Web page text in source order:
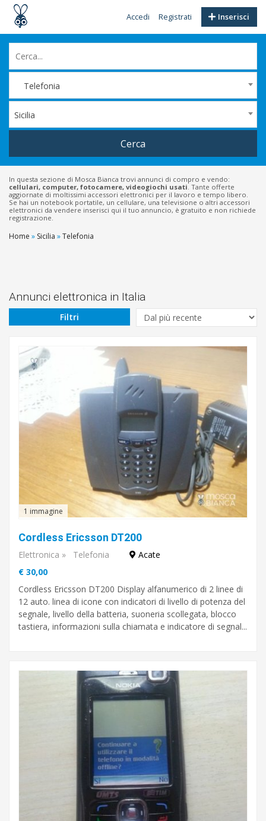
Inserisci
Accedi Registrati
Telefonia
Sicilia
Cerca
In questa sezione di Mosca Bianca trovi annunci di compro e vendo:
cellulari, computer, fotocamere, videogiochi usati. Tante offerte
aggiornate di moltissimi accessori elettronici per il lavoro e tempo libero.
Se hai un notebook portatile, un cellulare, una televisione o altri accessori
elettronici da vendere inserisci qui il tuo annuncio, è gratuito e non richiede
registrazione.
€
A
€
Tipologia
Cerca
Catania
Palermo
Ragusa
Home » Sicilia »Telefonia
Annunci elettronica in Italia
Filtri
1 immagine
Cordless Ericsson DT200
Elettronica » Telefonia
Acate
€ 30,00
Cordless Ericsson DT200 Display alfanumerico di 2 linee di
12 auto. linea di icone con indicatori di livello di potenza del
segnale, livello della batteria, suoneria scollegata, blocco
tastiera, informazioni sulla chiamata e indicatore di segnal...